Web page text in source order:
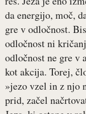
da energijo, moč,
gre v odločnost.
odločnost ni
odločnost ne gre v
kot akcija. Torej,
»jezo vzel in z njo
prid, začel